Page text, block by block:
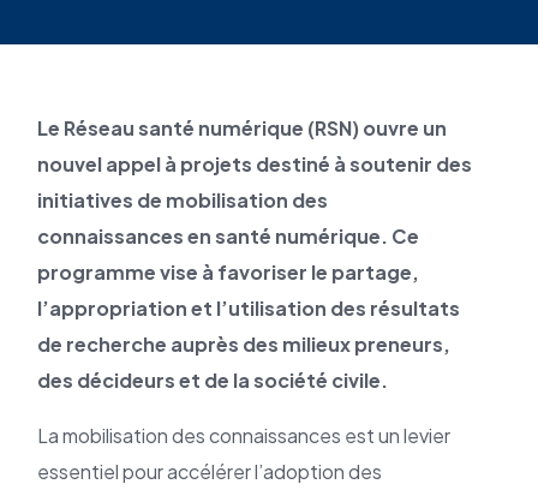
Le Réseau santé numérique (RSN) ouvre un
nouvel appel à projets destiné à soutenir des
initiatives de mobilisation des
connaissances en santé numérique. Ce
programme vise à favoriser le partage,
l’appropriation et l’utilisation des résultats
de recherche auprès des milieux preneurs,
des décideurs et de la société civile.
La mobilisation des connaissances est un levier
essentiel pour accélérer l’adoption des